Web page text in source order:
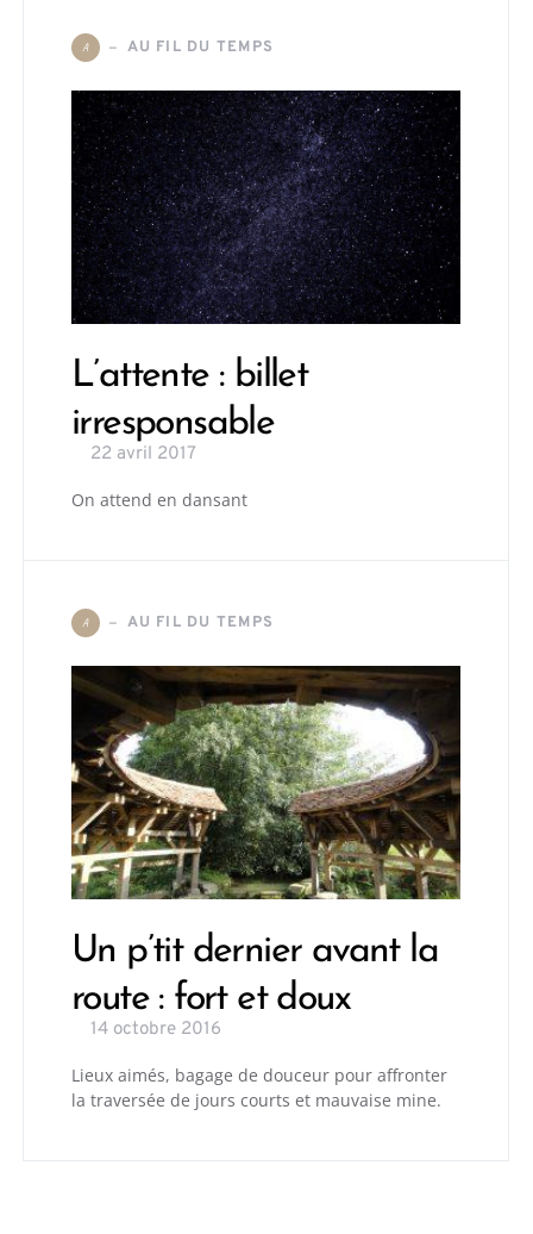
A AU FIL DU TEMPS
L’attente : billet
irresponsable
22 avril 2017
On attend en dansant
A AU FIL DU TEMPS
Un p’tit dernier avant la
route : fort et doux
14 octobre 2016
Lieux aimés, bagage de douceur pour affronter
la traversée de jours courts et mauvaise mine.